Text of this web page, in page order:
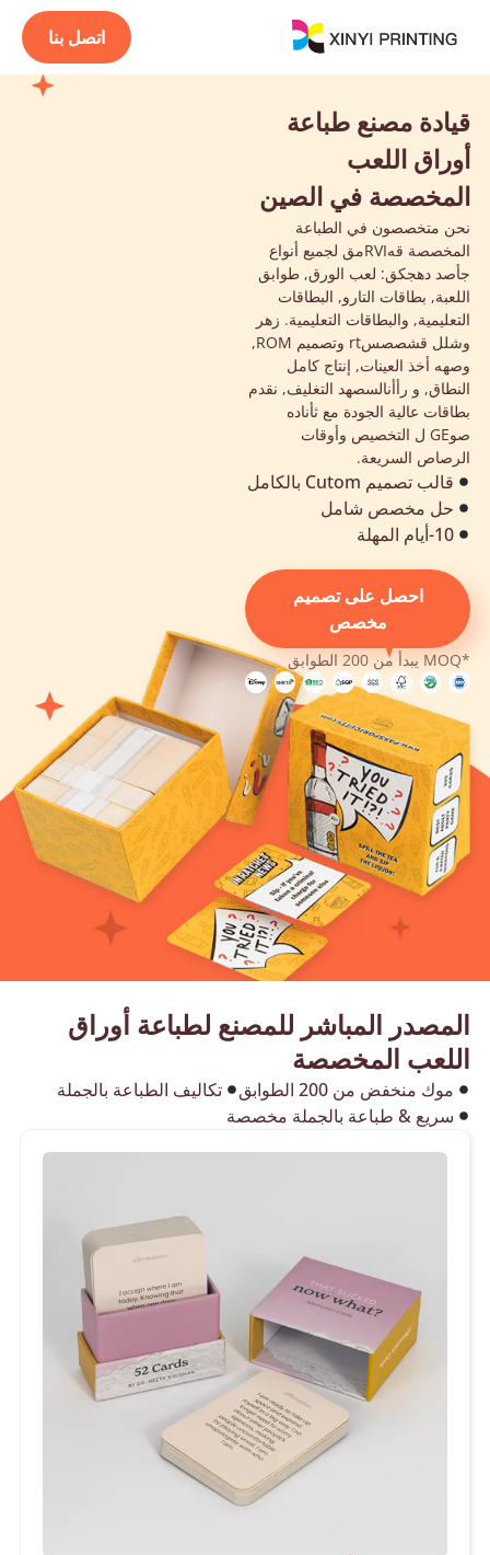
اتصل بنا
قيادة مصنع طباعة
أوراق اللعب
المخصصة في الصين
نحن متخصصون في الطباعة
المخصصة قهRVIمق لجميع أنواع
جأصد دهجكق: لعب الورق, طوابق
اللعبة, بطاقات التارو, البطاقات
التعليمية, والبطاقات التعليمية. ز هر
وشلل قشصصسrt وتصميم ROM
,
وصهه أخذ العينات, إنتاج كامل
النطاق, و ر أأنالسصهد التغليف, نقدم
بطاقات عالية الجودة مع ثأناده
صوGE ل التخصيص وأوقات
الرصاص السريعة.
قالب تصميم Cutom بالكامل
حل مخصص شامل
10-أيام المهلة
احصل على تصميم
مخصص
*MOQ يبدأ من 200 الطوابق
المصدر المباشر للمصنع لطباعة أوراق
اللعب المخصصة
موك منخفض من 200 الطوابق
تكاليف الطباعة بالجملة
سريع & طباعة بالجملة مخصصة